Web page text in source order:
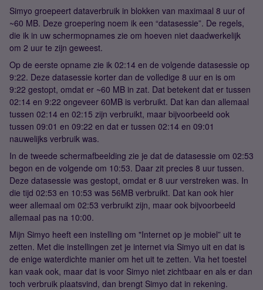
Simyo groepeert dataverbruik in blokken van maximaal 8 uur of
~60 MB. Deze groepering noem ik een “datasessie”. De regels,
die ik in uw schermopnames zie om hoeven niet daadwerkelijk
om 2 uur te zijn geweest.
Op de eerste opname zie ik 02:14 en de volgende datasessie op
9:22. Deze datasessie korter dan de volledige 8 uur en is om
9:22 gestopt, omdat er ~60 MB in zat. Dat betekent dat er tussen
02:14 en 9:22 ongeveer 60MB is verbruikt. Dat kan dan allemaal
tussen 02:14 en 02:15 zijn verbruikt, maar bijvoorbeeld ook
tussen 09:01 en 09:22 en dat er tussen 02:14 en 09:01
nauwelijks verbruik was.
In de tweede schermafbeelding zie je dat de datasessie om 02:53
begon en de volgende om 10:53. Daar zit precies 8 uur tussen.
Deze datasessie was gestopt, omdat er 8 uur verstreken was. In
die tijd 02:53 en 10:53 was 56MB verbruikt. Dat kan ook hier
weer allemaal om 02:53 verbruikt zijn, maar ook bijvoorbeeld
allemaal pas na 10:00.
Mijn Simyo heeft een instelling om "Internet op je mobiel” uit te
zetten. Met die instellingen zet je internet via Simyo uit en dat is
de enige waterdichte manier om het uit te zetten. Via het toestel
kan vaak ook, maar dat is voor Simyo niet zichtbaar en als er dan
toch verbruik plaatsvind, dan brengt Simyo dat in rekening.